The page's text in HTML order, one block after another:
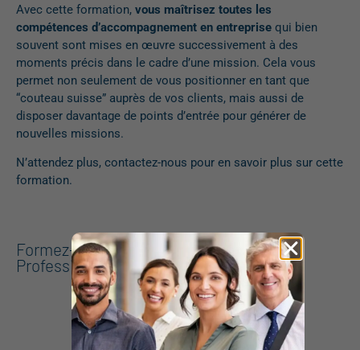
Avec cette formation, vous maîtrisez toutes les
compétences d’accompagnement en entreprise qui bien
souvent sont mises en œuvre successivement à des
moments précis dans le cadre d’une mission. Cela vous
permet non seulement de vous positionner en tant que
“couteau suisse” auprès de vos clients, mais aussi de
disposer davantage de points d’entrée pour générer de
nouvelles missions.
N’attendez plus, contactez-nous pour en savoir plus sur cette
formation.
Formez-vous pour devenir Coach
Professionnel RNCP